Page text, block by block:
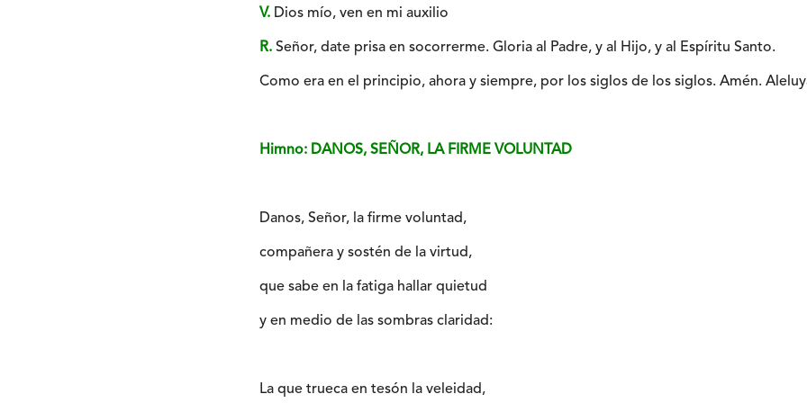
V. Dios mío, ven en mi auxilio
R. Señor, date prisa en socorrerme. Gloria al Padre, y al Hijo, y al Espíritu Santo.
Como era en el principio, ahora y siempre, por los siglos de los siglos. Amén.
Himno: DANOS, SEÑOR, LA FIRME VOLUNTAD
Danos, Señor, la firme voluntad,
compañera y sostén de la virtud,
que sabe en la fatiga hallar quietud
y en medio de las sombras claridad:
La que trueca en tesón la veleidad,